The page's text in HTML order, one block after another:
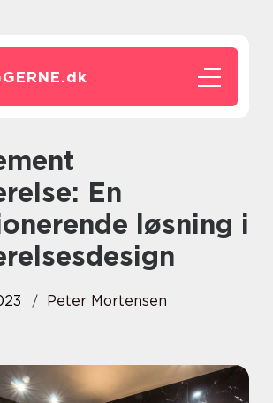
dk
En
løsning i
Peter Mortensen